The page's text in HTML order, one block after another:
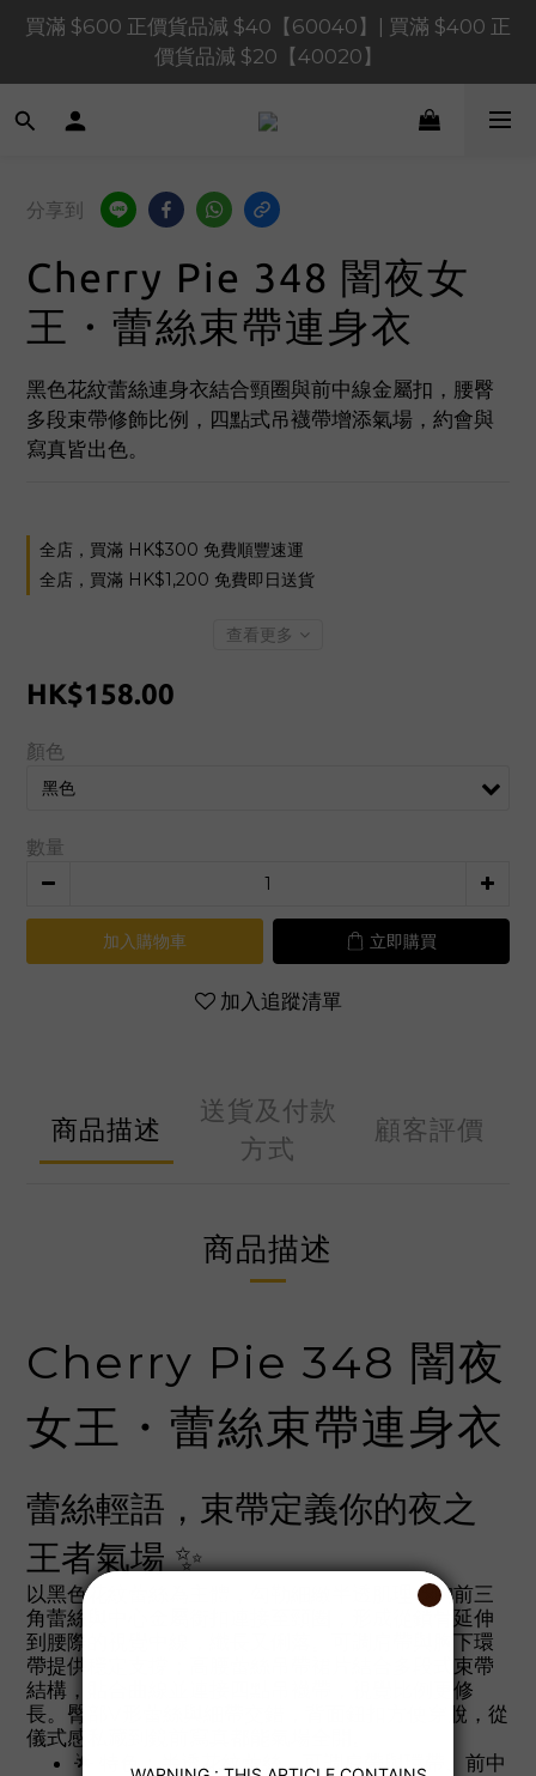
買滿 $1,200 正價貨品減 $120【1200120】| 買滿
$900 正價貨品減 $80！【90080】
買滿 $600 正價貨品減 $40【60040】| 買滿 $400 正
價貨品減 $20【40020】
📢 系統維護通知 – SHOPLINE Payments FPS將於
買滿 $1,200 正價貨品減 $120【1200120】| 買滿
$900 正價貨品減 $80！【90080】
分享到
Cherry Pie 348 闇夜女
王・蕾絲束帶連身衣
黑色花紋蕾絲連身衣結合頸圈與前中線金屬扣，腰臀
多段束帶修飾比例，四點式吊襪帶增添氣場，約會與
寫真皆出色。
全店，買滿 HK$300 免費順豐速運
全店，買滿 HK$1,200 免費即日送貨
查看更多
HK$158.00
顏色
數量
加入購物車 立即購買
加入追蹤清單
商品描述
送貨及付款
方式
顧客評價
商品描述
Cherry Pie 348 闇夜
女王・蕾絲束帶連身衣
蕾絲輕語，束帶定義你的夜之
王者氣場 ✨
以黑色花紋蕾絲為主體，勾勒細緻半透肌理；胸前三
角蕾絲與中心金屬銜扣連接至頸圈，形成從鎖骨延伸
到腰際的視覺中線，纖長又俐落。可調肩帶與胸下環
帶提供穩定支撐；高腰蕾絲吊帶裙片結合多段式束帶
結構，貼合曲線並連接四點吊襪帶，視覺比例更修
長。臀部V形蕾絲與細帶交錯，背面鈕扣方便穿脫，從
儀式感私藏到鏡前寫真都能氣場全開。
🌟 特色：半透花紋蕾絲、可調肩帶與環帶、前中